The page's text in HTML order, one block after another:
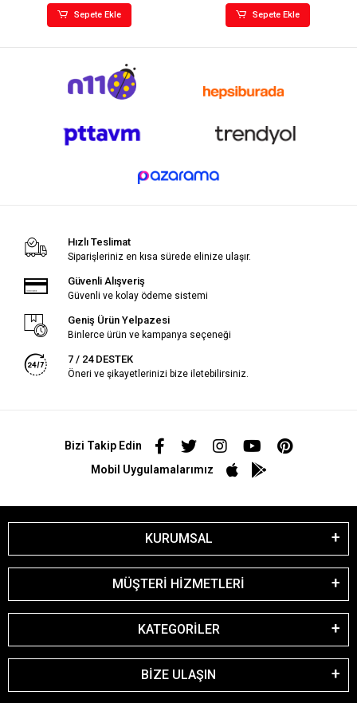
Sepete Ekle Sepete Ekle
Hızlı Teslimat
Siparişleriniz en kısa sürede elinize ulaşır.
Güvenli Alışveriş
Güvenli ve kolay ödeme sistemi
Geniş Ürün Yelpazesi
Binlerce ürün ve kampanya seçeneği
7 / 24 DESTEK
Öneri ve şikayetlerinizi bize iletebilirsiniz.
Bizi Takip Edin
Mobil Uygulamalarımız
KURUMSAL
MÜŞTERİ HİZMETLERİ
KATEGORİLER
BİZE ULAŞIN